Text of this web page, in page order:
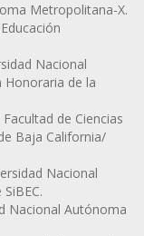
Metropolitana-X.
Nacional
de la
Facultad de Ciencias
Baja California/
Nacional
Nacional Autónoma